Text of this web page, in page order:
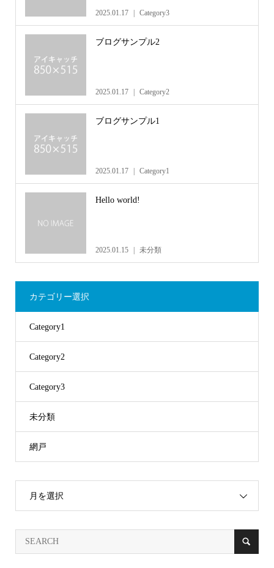
2025.01.17 Category3
ブログサンプル2
2025.01.17 Category2
ブログサンプル1
2025.01.17 Category1
Hello world!
2025.01.15 未分類
カテゴリー選択
Category1
Category2
Category3
未分類
網戸
月を選択